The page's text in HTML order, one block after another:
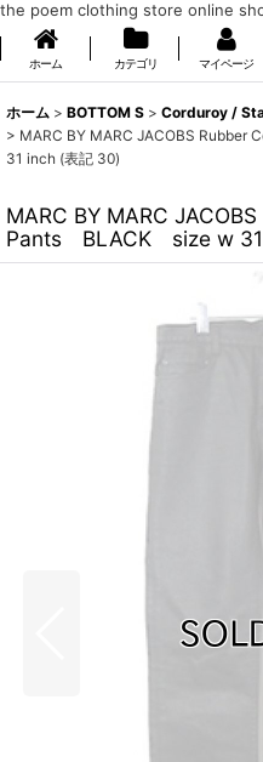
the poem clothing store online
ホーム カテゴリ マイページ
ホーム > BOTTOM S > Corduroy /
> MARC BY MARC JACOBS
31 inch (表記 30)
MARC BY MARC
Pants BLACK size w 31